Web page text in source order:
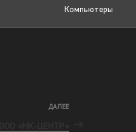
Компьютеры
ДАЛЕЕ